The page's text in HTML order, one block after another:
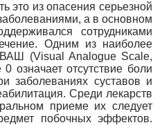
это из опасения серьезной
а в основном
сотрудниками
Одним из наиболее
(Visual Analogue Scale,
означает отсутствие боли
заболеваниях суставов и
Среди лекарств
приеме их следует
побочных эффектов.